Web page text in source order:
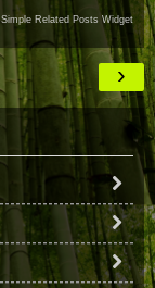
Simple Related Posts Widget
›